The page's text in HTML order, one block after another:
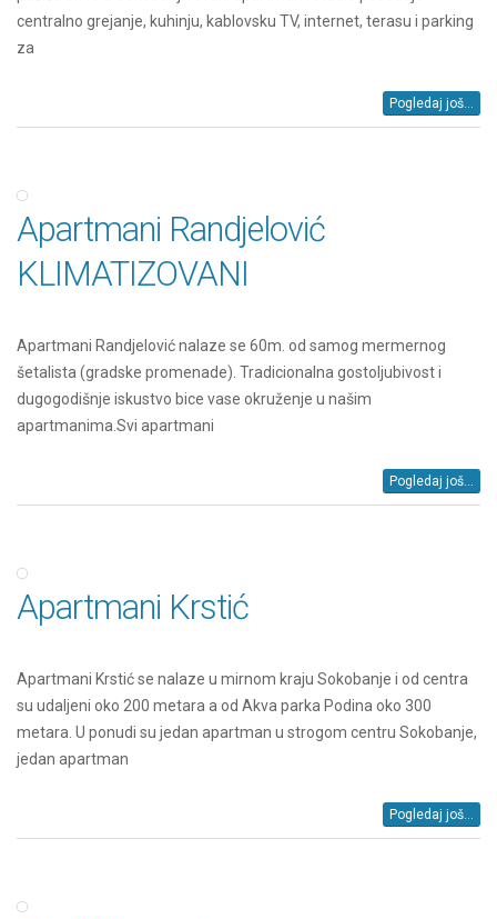
centralno grejanje, kuhinju, kablovsku TV, internet, terasu i parking
za
Pogledaj još...
Apartmani Randjelović
KLIMATIZOVANI
Apartmani Randjelović nalaze se 60m. od samog mermernog
šetalista (gradske promenade). Tradicionalna gostoljubivost i
dugogodišnje iskustvo bice vase okruženje u našim
apartmanima.Svi apartmani
Pogledaj još...
Apartmani Krstić
Apartmani Krstić se nalaze u mirnom kraju Sokobanje i od centra
su udaljeni oko 200 metara a od Akva parka Podina oko 300
metara. U ponudi su jedan apartman u strogom centru Sokobanje,
jedan apartman
Pogledaj još...